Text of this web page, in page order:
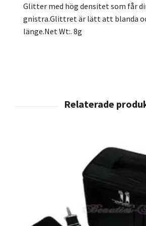
Glitter med hög densitet som får
gnistra.Glittret är lätt att blanda
länge.Net Wt:. 8g